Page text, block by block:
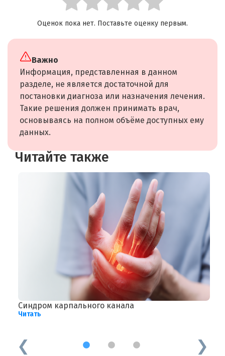
Оценок пока нет. Поставьте оценку первым.
Важно
Информация, представленная в данном
разделе, не является достаточной для
постановки диагноза или назначения лечения.
Такие решения должен принимать врач,
основываясь на полном объёме доступных ему
данных.
Читайте также
Синдром карпального канала
Читать
1 2 3